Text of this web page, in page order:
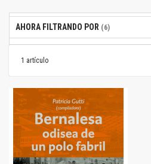
1 artículo
AHORA FILTRANDO POR